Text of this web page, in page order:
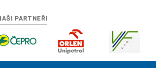
PARTNEŘI